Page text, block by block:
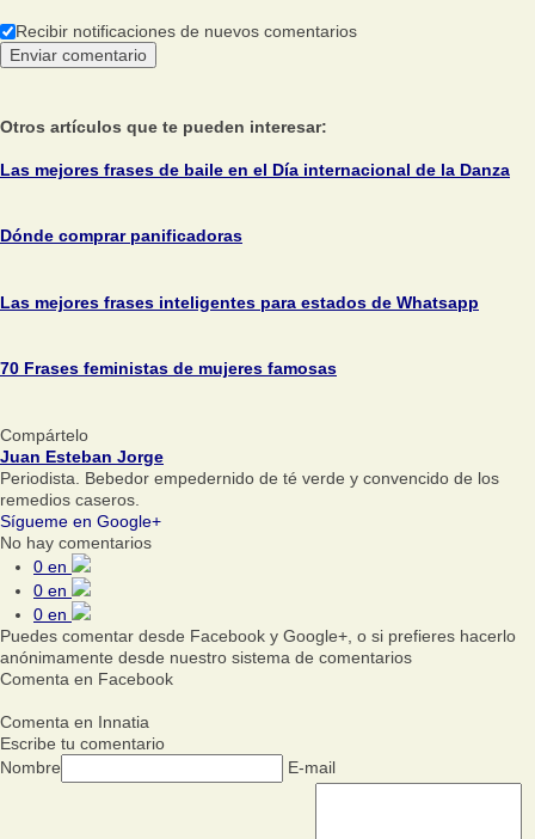
Recibir notificaciones de nuevos comentarios
Otros artículos que te pueden interesar:
Las mejores frases de baile en el Día internacional de la Danza
Dónde comprar panificadoras
Las mejores frases inteligentes para estados de Whatsapp
70 Frases feministas de mujeres famosas
Compártelo
Juan Esteban Jorge
Periodista. Bebedor empedernido de té verde y convencido de los
remedios caseros.
Sígueme en Google+
No hay comentarios
0 en
0 en
0 en
Puedes comentar desde Facebook y Google+, o si prefieres hacerlo
anónimamente desde nuestro sistema de comentarios
Comenta en Facebook
Comenta en Innatia
Escribe tu comentario
Nombre
E-mail